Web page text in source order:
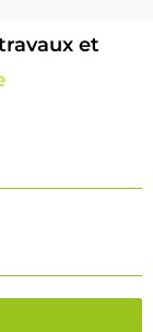
et